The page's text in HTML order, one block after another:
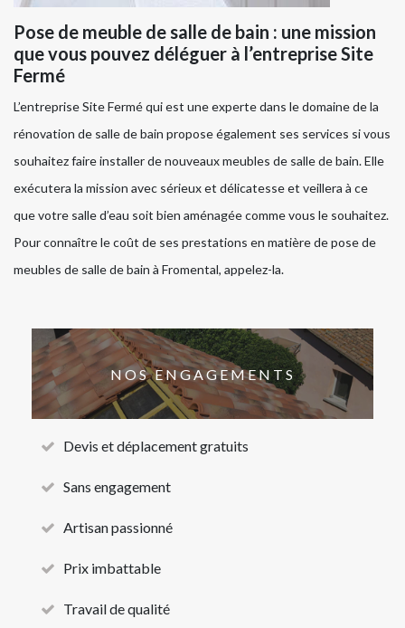
Pose de meuble de salle de bain : une mission
que vous pouvez déléguer à l’entreprise Site
Fermé
L’entreprise Site Fermé qui est une experte dans le domaine de la
rénovation de salle de bain propose également ses services si vous
souhaitez faire installer de nouveaux meubles de salle de bain. Elle
exécutera la mission avec sérieux et délicatesse et veillera à ce
que votre salle d’eau soit bien aménagée comme vous le souhaitez.
Pour connaître le coût de ses prestations en matière de pose de
meubles de salle de bain à Fromental, appelez-la.
NOS ENGAGEMENTS
Devis et déplacement gratuits
Sans engagement
Artisan passionné
Prix imbattable
Travail de qualité